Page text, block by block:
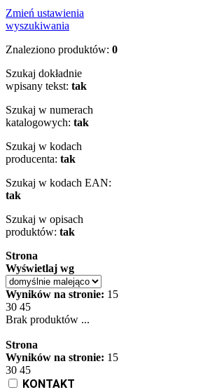
Zmień ustawienia
wyszukiwania
Znaleziono produktów: 0
Szukaj dokładnie
wpisany tekst: tak
Szukaj w numerach
katalogowych: tak
Szukaj w kodach
producenta: tak
Szukaj w kodach EAN:
tak
Szukaj w opisach
produktów: tak
Strona
Wyświetlaj wg
Wyników na stronie: 15
30 45
Brak produktów ...
Strona
Wyników na stronie: 15
30 45
KONTAKT